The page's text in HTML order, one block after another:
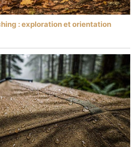
: exploration et orientation